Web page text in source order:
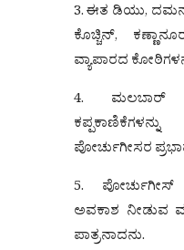
3. ಈತ ಡಿಯು,
ಕೊಚ್ಚಿನ್,
ವ್ಯಾಪಾರದ
4. ಮಲಬಾರ್
ಪೋರ್ಚುಗೀಸರ
5. ಪೋರ್ಚುಗೀಸ್
ಅವಕಾಶ ನೀಡುವ
ಪಾತ್ರನಾದನು.